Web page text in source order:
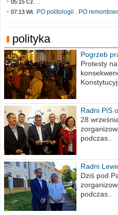
05:15 Cz. ..
07:13 Wt. PO politologii . PO
polityka
Pogrzeb
poselskim
Protesty
Radni PiS
na 2021
28
podczas..
Radni
Wiesława
Dziś pod
podczas..